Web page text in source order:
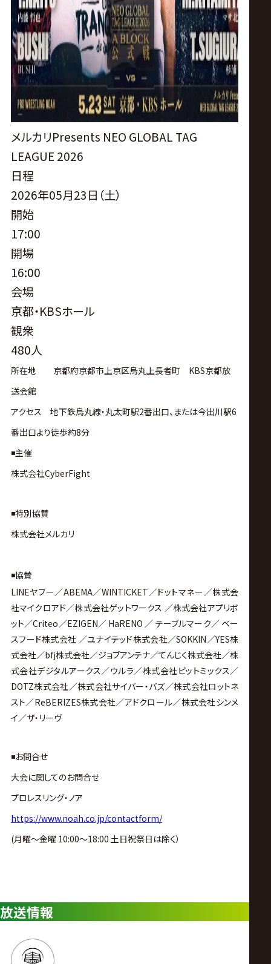
メルカリPresents NEO GLOBAL TAG
LEAGUE 2026
日程
2026年05月23日（土）
開始
17:00
開場
16:00
会場
京都・KBSホール
観衆
480人
所在地 京都府京都市上京区烏丸上長者町 KBS京都放
送会館
アクセス 地下鉄烏丸線・丸太町駅2番出口、または今出川駅6
番出口より徒歩約8分
◾️主催
株式会社CyberFight
◾️特別協賛
株式会社メルカリ
◾️協賛
LINEヤフー／ABEMA／WINTICKET ／ドットマネー／株式会
社マイクロアド／株式会社ゲットワークス ／株式会社アプリボ
ット／Criteo ／EZIGEN／ HaRENO ／ テーブルマーク／ ベー
スフード株式会社 ／ユナイテッド株式会社／SOKKIN ／YES株
式会社／bfj株式会社／ジョブアンテナ／てんじく株式会社／株
式会社デジタルアークス／ウルラ／株式会社ビットミックス／
DOTZ株式会社／株式会社サイバー・バズ／株式会社ロットネ
スト／ReBERIZES株式会社／アドクロール／株式会社シンメ
イ／ザ・リーヴ
◾️お問合せ
大会に関してのお問合せ
プロレスリング・ノア
https://www.noah.co.jp/contactform/
(月曜〜金曜 10:00〜18:00 土日祝祭日は除く）
放送情報